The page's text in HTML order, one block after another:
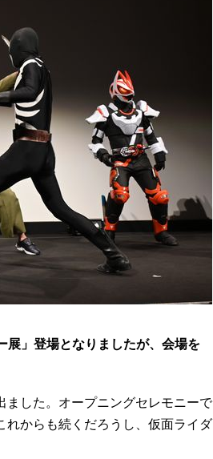
展」登場となりましたが、会場を
した。オープニングセレモニーで
れからも続くだろうし、仮面ライダ